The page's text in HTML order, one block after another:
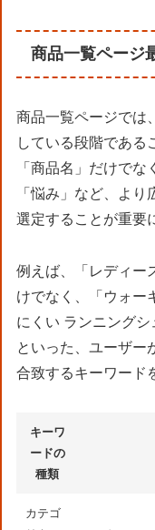
商品一覧ページ
商品一覧ページでは
している段階である
「商品名」だけでな
「悩み」など、よ
選定することが重要
例えば、「レディー
けでなく、「ウォー
にくい ランニングシ
といった、ユーザー
合致するキーワード
キーワ
ードの
種類
カテゴ